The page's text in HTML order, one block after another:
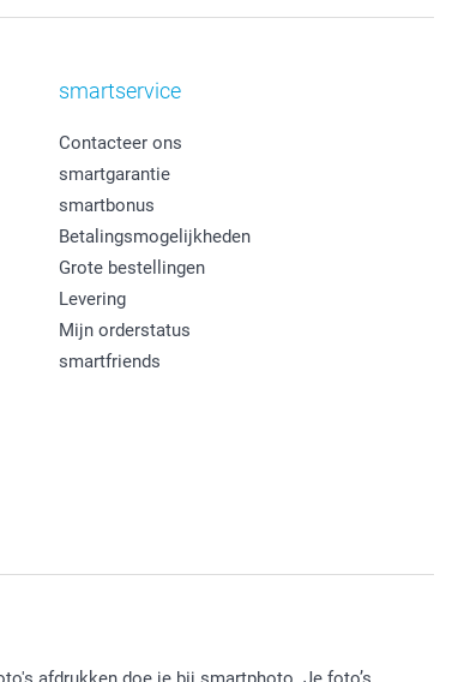
smartservice
Contacteer ons
smartgarantie
smartbonus
Betalingsmogelijkheden
Grote bestellingen
Levering
Mijn orderstatus
smartfriends